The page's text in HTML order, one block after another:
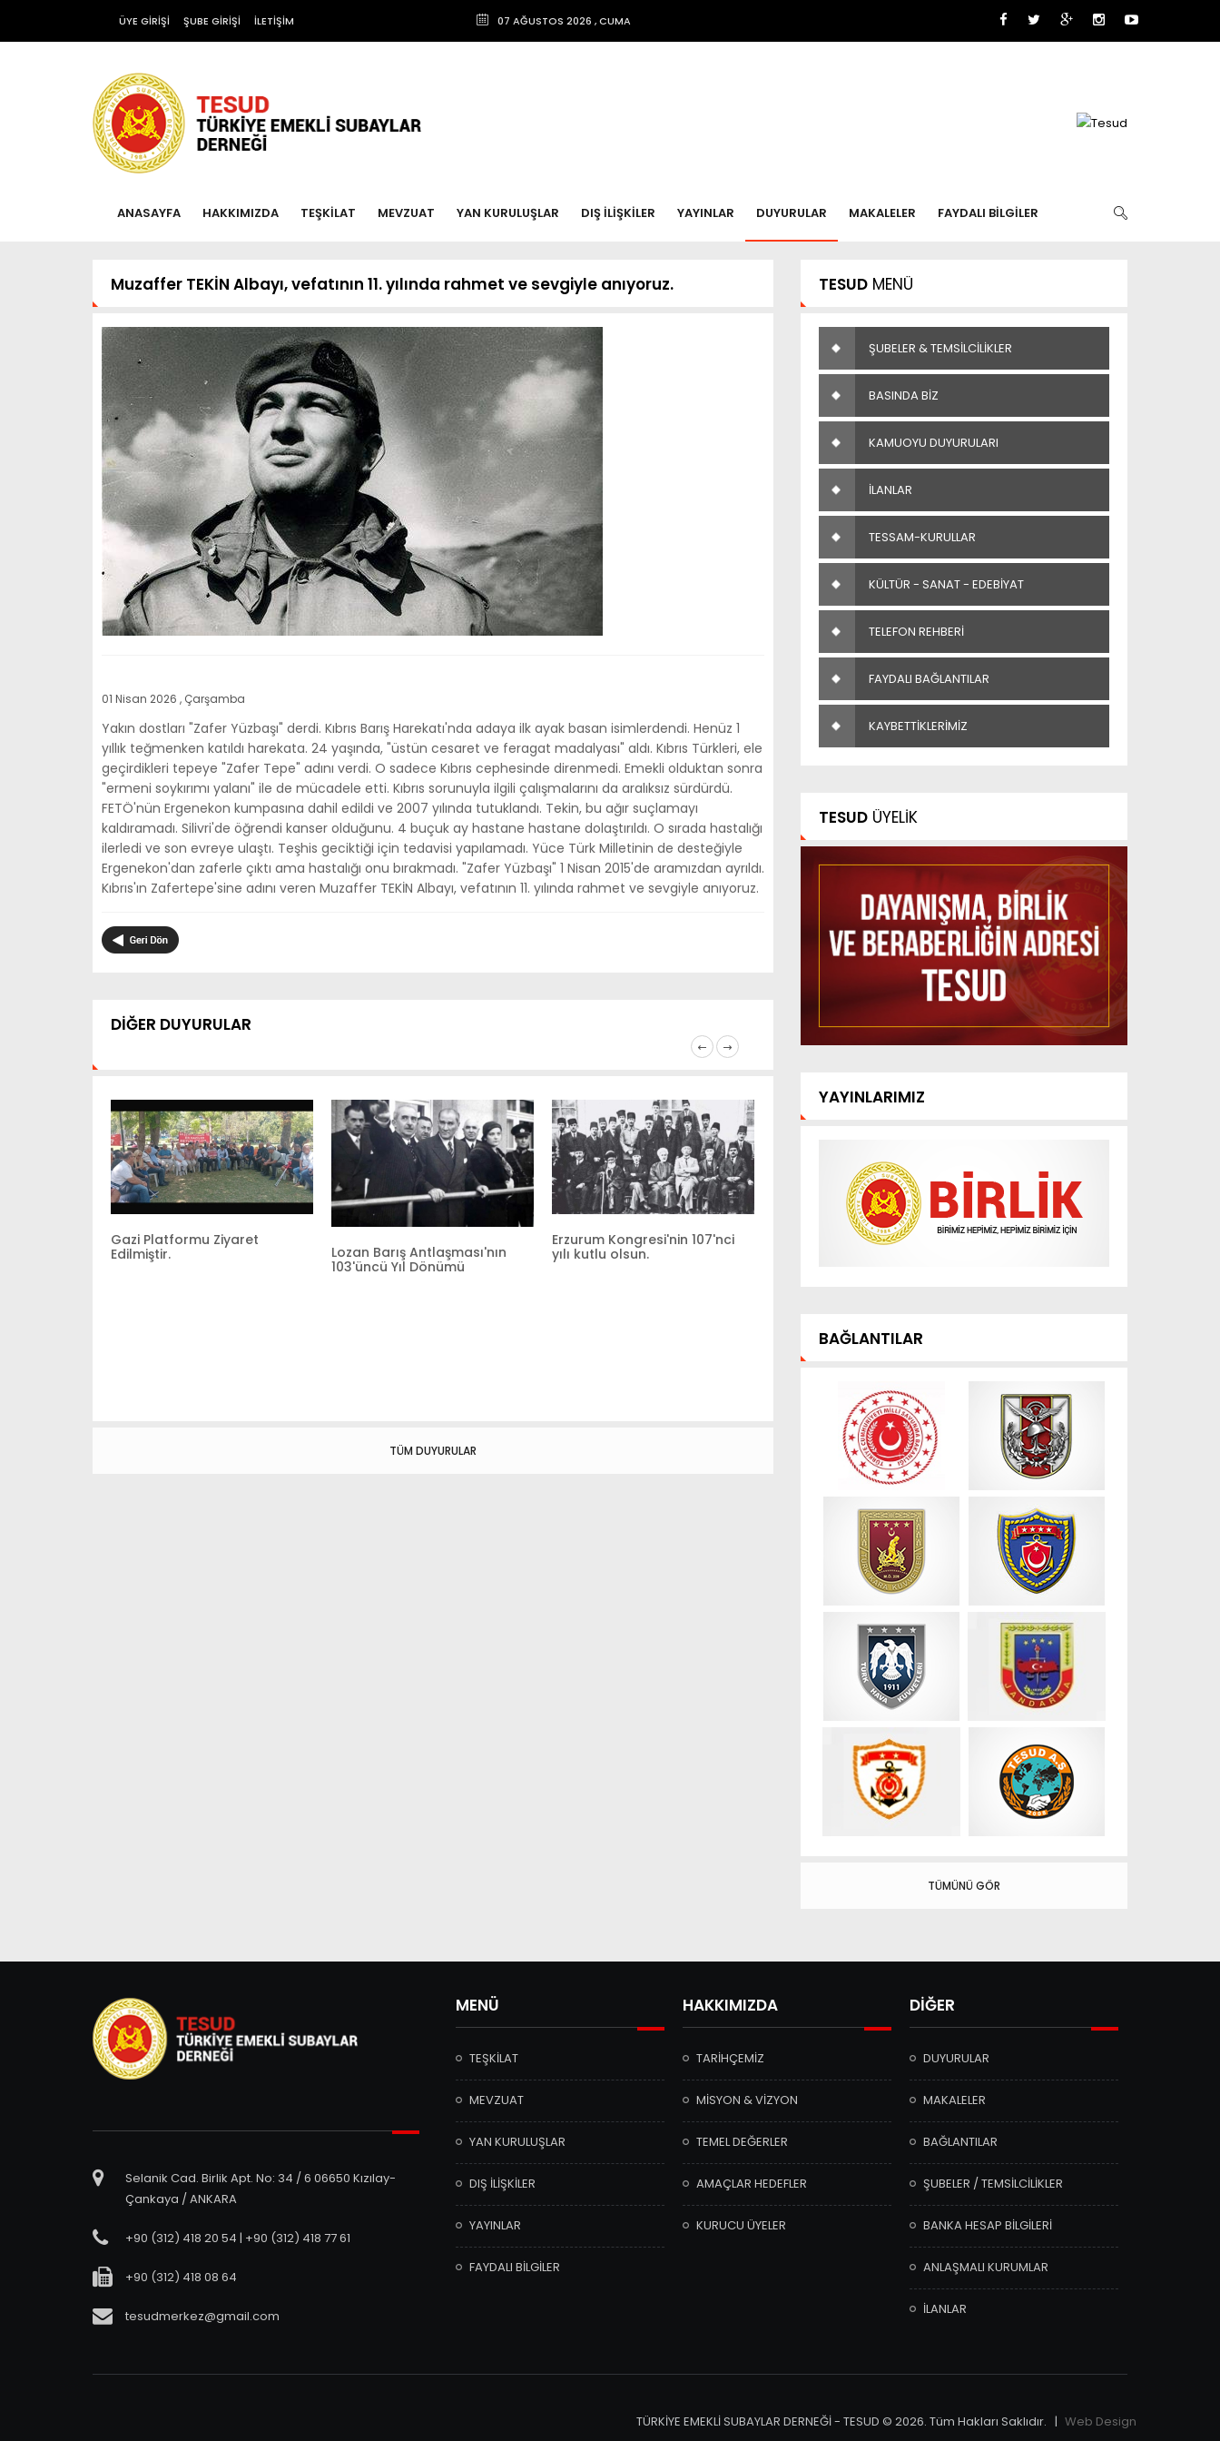
ÜYE GİRİŞİ ŞUBE GİRİŞİ İLETİŞİM 07 AĞUSTOS 2026 , CUMA
ANASAYFA HAKKIMIZDA TEŞKİLAT MEVZUAT YAN KURULUŞLAR DIŞ İLİŞKİLER YAYINLAR DUYURULAR MAKALELER FAYDALI BİLGİLER
Muzaffer TEKİN Albayı, vefatının 11. yılında rahmet ve sevgiyle anıyoruz.
01 Nisan 2026 , Çarşamba
Yakın dostları "Zafer Yüzbaşı" derdi. Kıbrıs Barış Harekatı'nda adaya ilk ayak basan isimlerdendi. Henüz 1
yıllık teğmenken katıldı harekata. 24 yaşında, "üstün cesaret ve feragat madalyası" aldı. Kıbrıs Türkleri, ele
geçirdikleri tepeye "Zafer Tepe" adını verdi. O sadece Kıbrıs cephesinde direnmedi. Emekli olduktan sonra
"ermeni soykırımı yalanı" ile de mücadele etti. Kıbrıs sorunuyla ilgili çalışmalarını da aralıksız sürdürdü.
FETÖ'nün Ergenekon kumpasına dahil edildi ve 2007 yılında tutuklandı. Tekin, bu ağır suçlamayı
kaldıramadı. Silivri'de öğrendi kanser olduğunu. 4 buçuk ay hastane hastane dolaştırıldı. O sırada hastalığı
ilerledi ve son evreye ulaştı. Teşhis geciktiği için tedavisi yapılamadı. Yüce Türk Milletinin de desteğiyle
Ergenekon'dan zaferle çıktı ama hastalığı onu bırakmadı. "Zafer Yüzbaşı" 1 Nisan 2015'de aramızdan ayrıldı.
Kıbrıs'ın Zafertepe'sine adını veren Muzaffer TEKİN Albayı, vefatının 11. yılında rahmet ve sevgiyle anıyoruz.
DİĞER DUYURULAR
Gazi Platformu Ziyaret
Edilmiştir.
Lozan Barış Antlaşması'nın
103'üncü Yıl Dönümü
Erzurum Kongresi'nin 107'nci
yılı kutlu olsun.
TÜM DUYURULAR
TESUD MENÜ
ŞUBELER & TEMSİLCİLİKLER
BASINDA BİZ
KAMUOYU DUYURULARI
İLANLAR
TESSAM-KURULLAR
KÜLTÜR - SANAT - EDEBİYAT
TELEFON REHBERİ
FAYDALI BAĞLANTILAR
KAYBETTİKLERİMİZ
TESUD ÜYELİK
YAYINLARIMIZ
BAĞLANTILAR
TÜMÜNÜ GÖR
Selanik Cad. Birlik Apt. No: 34 / 6 06650 Kızılay-
Çankaya / ANKARA
+90 (312) 418 20 54 | +90 (312) 418 77 61
+90 (312) 418 08 64
tesudmerkez@gmail.com
MENÜ
TEŞKİLAT
MEVZUAT
YAN KURULUŞLAR
DIŞ İLİŞKİLER
YAYINLAR
FAYDALI BİLGİLER
HAKKIMIZDA
TARİHÇEMİZ
MİSYON & VİZYON
TEMEL DEĞERLER
AMAÇLAR HEDEFLER
KURUCU ÜYELER
DİĞER
DUYURULAR
MAKALELER
BAĞLANTILAR
ŞUBELER / TEMSİLCİLİKLER
BANKA HESAP BİLGİLERİ
ANLAŞMALI KURUMLAR
İLANLAR
TÜRKİYE EMEKLİ SUBAYLAR DERNEĞİ - TESUD © 2026. Tüm Hakları Saklıdır. | Web Design